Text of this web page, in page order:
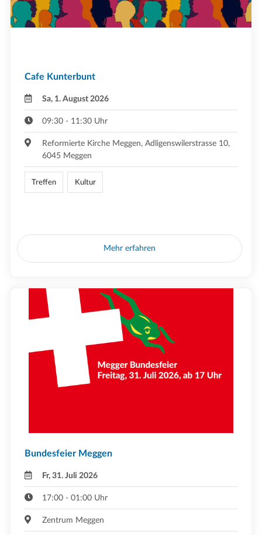
Cafe Kunterbunt
Sa, 1. August 2026
09:30 - 11:30 Uhr
Reformierte Kirche Meggen, Adligenswilerstrasse 10,
6045 Meggen
Treffen Kultur
Mehr erfahren
Bundesfeier Meggen
Fr, 31. Juli 2026
17:00 - 01:00 Uhr
Zentrum Meggen